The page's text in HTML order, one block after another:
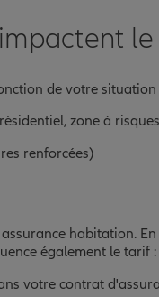
de votre
zone à
renforcées)
habitation.
également le
votre contrat